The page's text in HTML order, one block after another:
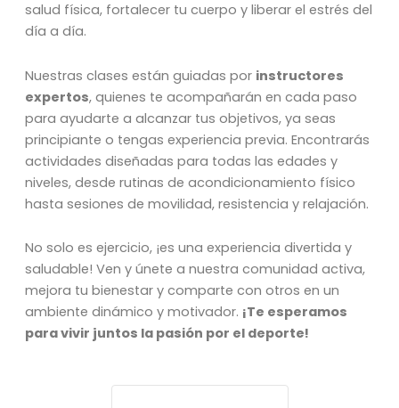
salud física, fortalecer tu cuerpo y liberar el estrés del
día a día.
Nuestras clases están guiadas por instructores
expertos, quienes te acompañarán en cada paso
para ayudarte a alcanzar tus objetivos, ya seas
principiante o tengas experiencia previa. Encontrarás
actividades diseñadas para todas las edades y
niveles, desde rutinas de acondicionamiento físico
hasta sesiones de movilidad, resistencia y relajación.
No solo es ejercicio, ¡es una experiencia divertida y
saludable! Ven y únete a nuestra comunidad activa,
mejora tu bienestar y comparte con otros en un
ambiente dinámico y motivador. ¡Te esperamos
para vivir juntos la pasión por el deporte!